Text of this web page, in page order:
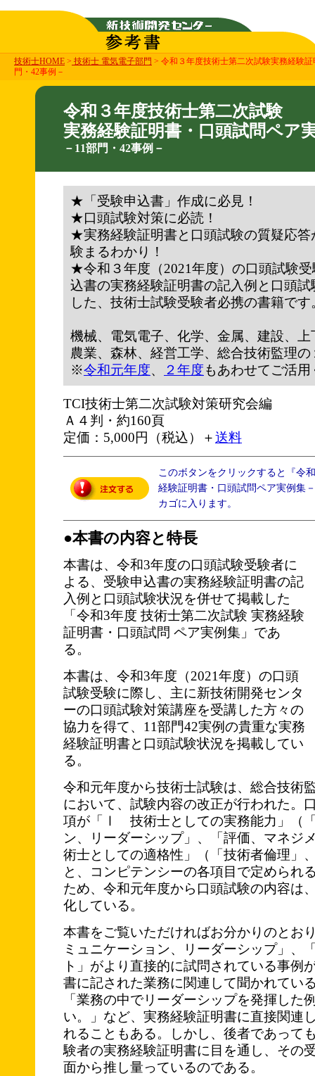
技術士HOME > 技術士 電気電子部門 > 令和３年度技術士第二次試験実務経験
門・42事例－
令和３年度技術士第二次試験
実務経験証明書・口頭試問ペア
－11部門・42事例－
★「受験申込書」作成に必見！
★口頭試験対策に必読！
★実務経験証明書と口頭試験の質疑応答
験まるわかり！
★令和３年度（2021年度）の口頭試験
込書の実務経験証明書の記入例と口頭
した、技術士試験受験者必携の書籍です
機械、電気電子、化学、金属、建設、
農業、森林、経営工学、総合技術監理の
※令和元年度、 ２年度もあわせてご活
TCI技術士第二次試験対策研究会編
Ａ４判・約160頁
定価：5,000円（税込）＋送料
このボタンをクリックすると『令
経験証明書・口頭試問ペア実例集
カゴに入ります。
●本書の内容と特長
本書は、令和3年度の口頭試験受験者に
よる、受験申込書の実務経験証明書の記
入例と口頭試験状況を併せて掲載した
「令和3年度 技術士第二次試験 実務経験
証明書・口頭試問 ペア実例集」であ
る。
本書は、令和3年度（2021年度）の口頭
試験受験に際し、主に新技術開発センタ
ーの口頭試験対策講座を受講した方々の
協力を得て、11部門42実例の貴重な実務
経験証明書と口頭試験状況を掲載してい
る。
令和元年度から技術士試験は、総合技術
において、試験内容の改正が行われた。
項が「Ⅰ 技術士としての実務能力」（
ン、リーダーシップ」、「評価、マネ
術士としての適格性」（「技術者倫理」
と、コンピテンシーの各項目で定められ
ため、令和元年度から口頭試験の内容は
化している。
本書をご覧いただければお分かりのとお
ミュニケーション、リーダーシップ」、
ト」がより直接的に試問されている事例
書に記された業務に関連して聞かれてい
「業務の中でリーダーシップを発揮した
い。」など、実務経験証明書に直接関連
れることもある。しかし、後者であって
験者の実務経験証明書に目を通し、その
面から推し量っているのである。